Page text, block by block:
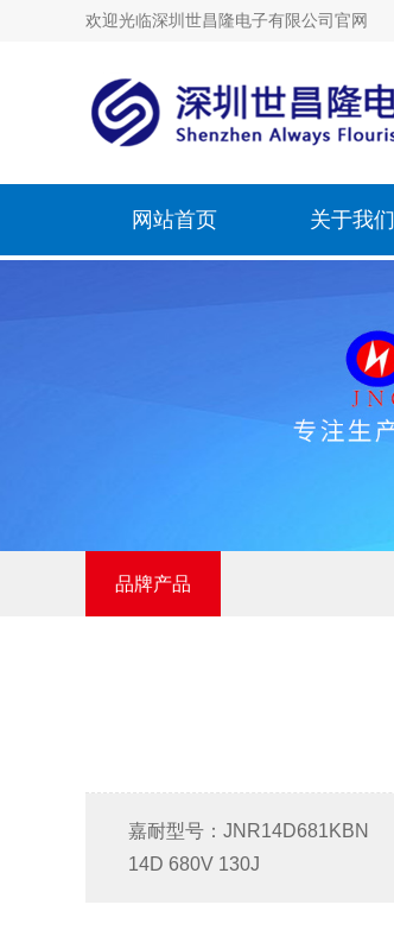
欢迎光临深圳世昌隆电子有限公司官网
网站首页 关于我们
品牌产品
嘉耐型号：JNR14D681KBN
14D 680V 130J